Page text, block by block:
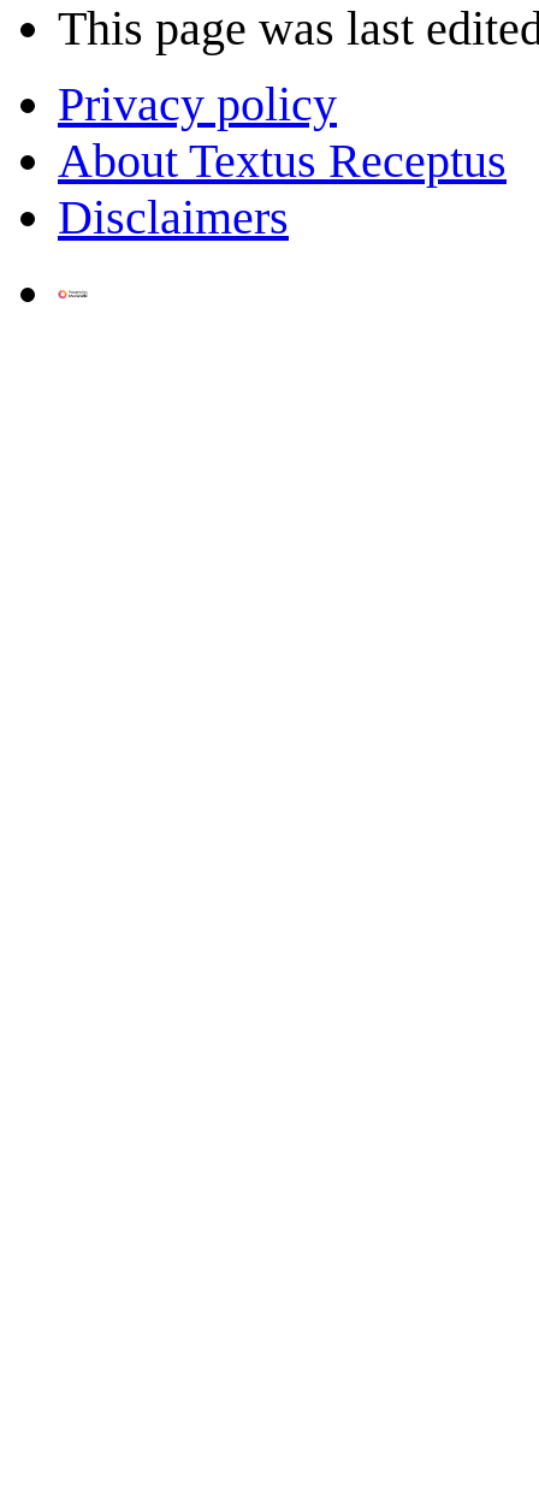
This page was last
Privacy policy
About Textus Receptus
Disclaimers